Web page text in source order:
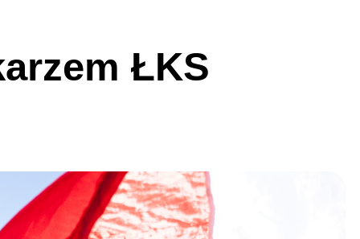
Do pobrania
Idę pierwszy raz!
Wycieczki
Wolontariat
Patronite
ŁKS